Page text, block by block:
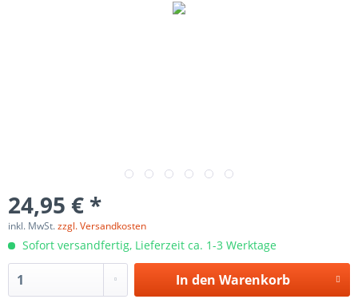
24,95 € *
inkl. MwSt.zzgl. Versandkosten
Sofort versandfertig, Lieferzeit ca. 1-3 Werktage
In den Warenkorb